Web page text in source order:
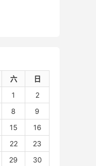
六
日
1
2
8
9
15
16
22
23
29
30